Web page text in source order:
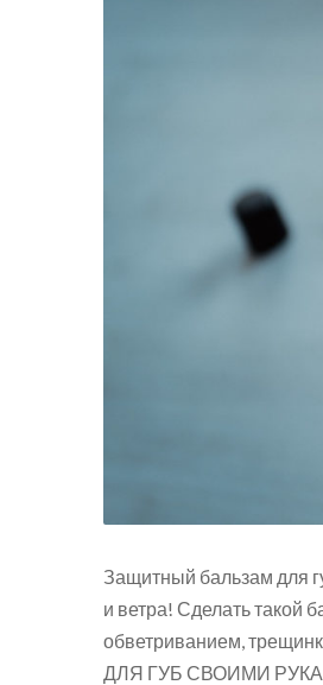
Защитный бальзам для
и ветра! Сделать такой
обветриванием,
ДЛЯ ГУБ СВОИМИ